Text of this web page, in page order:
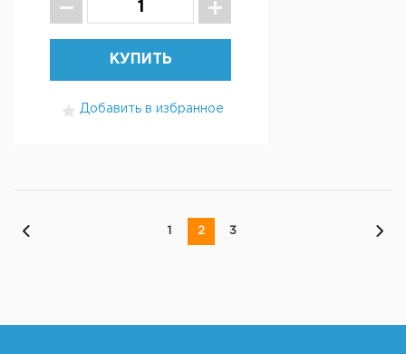
КУПИТЬ
Добавить в избранное
1 2 3